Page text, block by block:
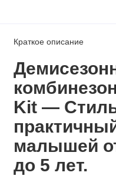
Краткое описание
Kit —
малышей
до 5 лет.